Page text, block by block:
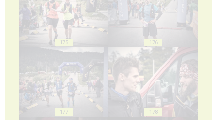
175 176
177 178